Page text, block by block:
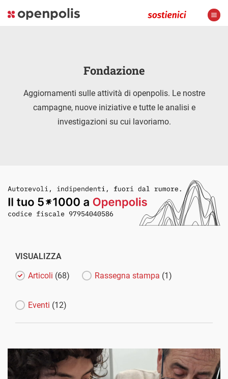
Fondazione
Aggiornamenti sulle attività di openpolis. Le nostre
campagne, nuove iniziative e tutte le analisi e
investigazioni su cui lavoriamo.
VISUALIZZA
Articoli (68) Rassegna stampa (1)
Eventi (12)